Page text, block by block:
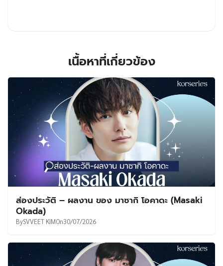
เนื้อหาที่เกี่ยวข้อง
ส่องประวัติ – ผลงาน ของ มาซากิ โอคาดะ (Masaki
Okada)
BySVVEET KIMOn30/07/2026